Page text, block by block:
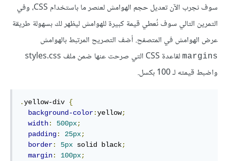
سوف نجرب الآن تعديل حجم الهوامش لعنصر ما باستخدام CSS، وفي
التمرين التالي سوف نُعطي قيمة كبيرة للهوامش ليظهر لك بسهولة طريقة
عرض الهوامش في المتصفح. أضف التصريح المرتبط بالهوامش
margins
لقاعدة CSS التي صرحت عنها ضمن ملف styles.css
واضبط قيمته لـ 100 بكسل.
.yellow-div {
background-color:yellow;
width: 500px;
padding: 25px;
border: 5px solid black;
margin: 100px;